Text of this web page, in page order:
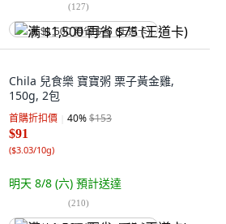
(127)
满 $1,500 再省 $75 (王道卡)
Chila 兒食樂 寶寶粥 栗子黃金雞,
150g, 2包
首購折扣價 40%$153
$91
($3.03/10g)
明天 8/8 (六) 預計送達
(210)